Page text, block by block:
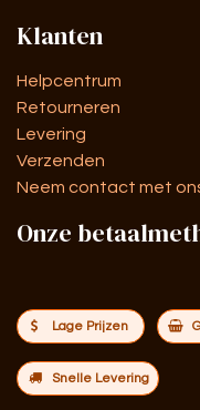
Klanten
Helpcentrum
Retourneren
Levering
Verzenden
Neem contact met
Onze
Lage Prijzen
Snelle Levering